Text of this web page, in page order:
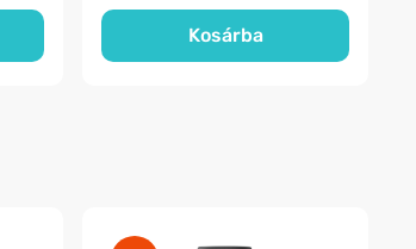
Kosárba